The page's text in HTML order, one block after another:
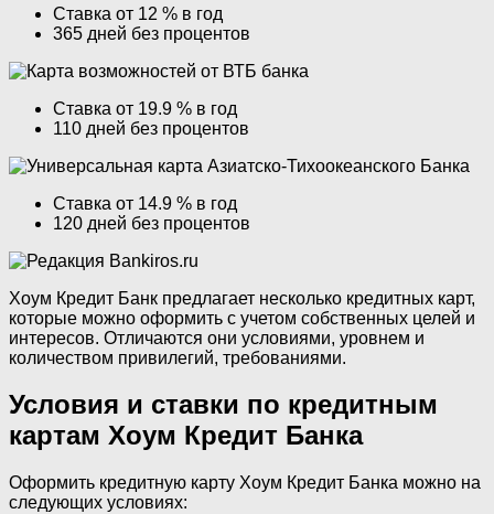
Ставка от 12 % в год
365 дней без процентов
Ставка от 19.9 % в год
110 дней без процентов
Ставка от 14.9 % в год
120 дней без процентов
Хоум Кредит Банк предлагает несколько кредитных карт,
которые можно оформить с учетом собственных целей и
интересов. Отличаются они условиями, уровнем и
количеством привилегий, требованиями.
Условия и ставки по кредитным
картам Хоум Кредит Банка
Оформить кредитную карту Хоум Кредит Банка можно на
следующих условиях: